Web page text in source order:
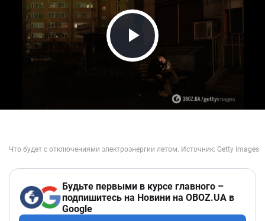
Play Video
Будьте первыми в курсе главного –
подпишитесь на Новини на OBOZ.UA в
Google